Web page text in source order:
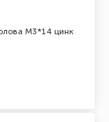
М3*14 цинк